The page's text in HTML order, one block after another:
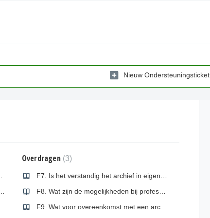
Nieuw Ondersteuningsticket
Overdragen 3
F8. Wat zijn de mogelijkheden bij professionele archiefinstellingen?
F9. Wat voor overeenkomst met een archiefinstelling en wat moet erin staan?